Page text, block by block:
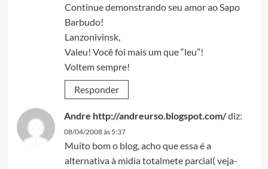
Continue demonstrando seu amor ao Sapo
Barbudo!
Lanzonivinsk,
Valeu! Você foi mais um que “leu”!
Voltem sempre!
Responder
Andre http://andreurso.blogspot.com/diz:
08/04/2008 às 5:37
Muito bom o blog, acho que essa é a
alternativa à midia totalmete parcial( veja-